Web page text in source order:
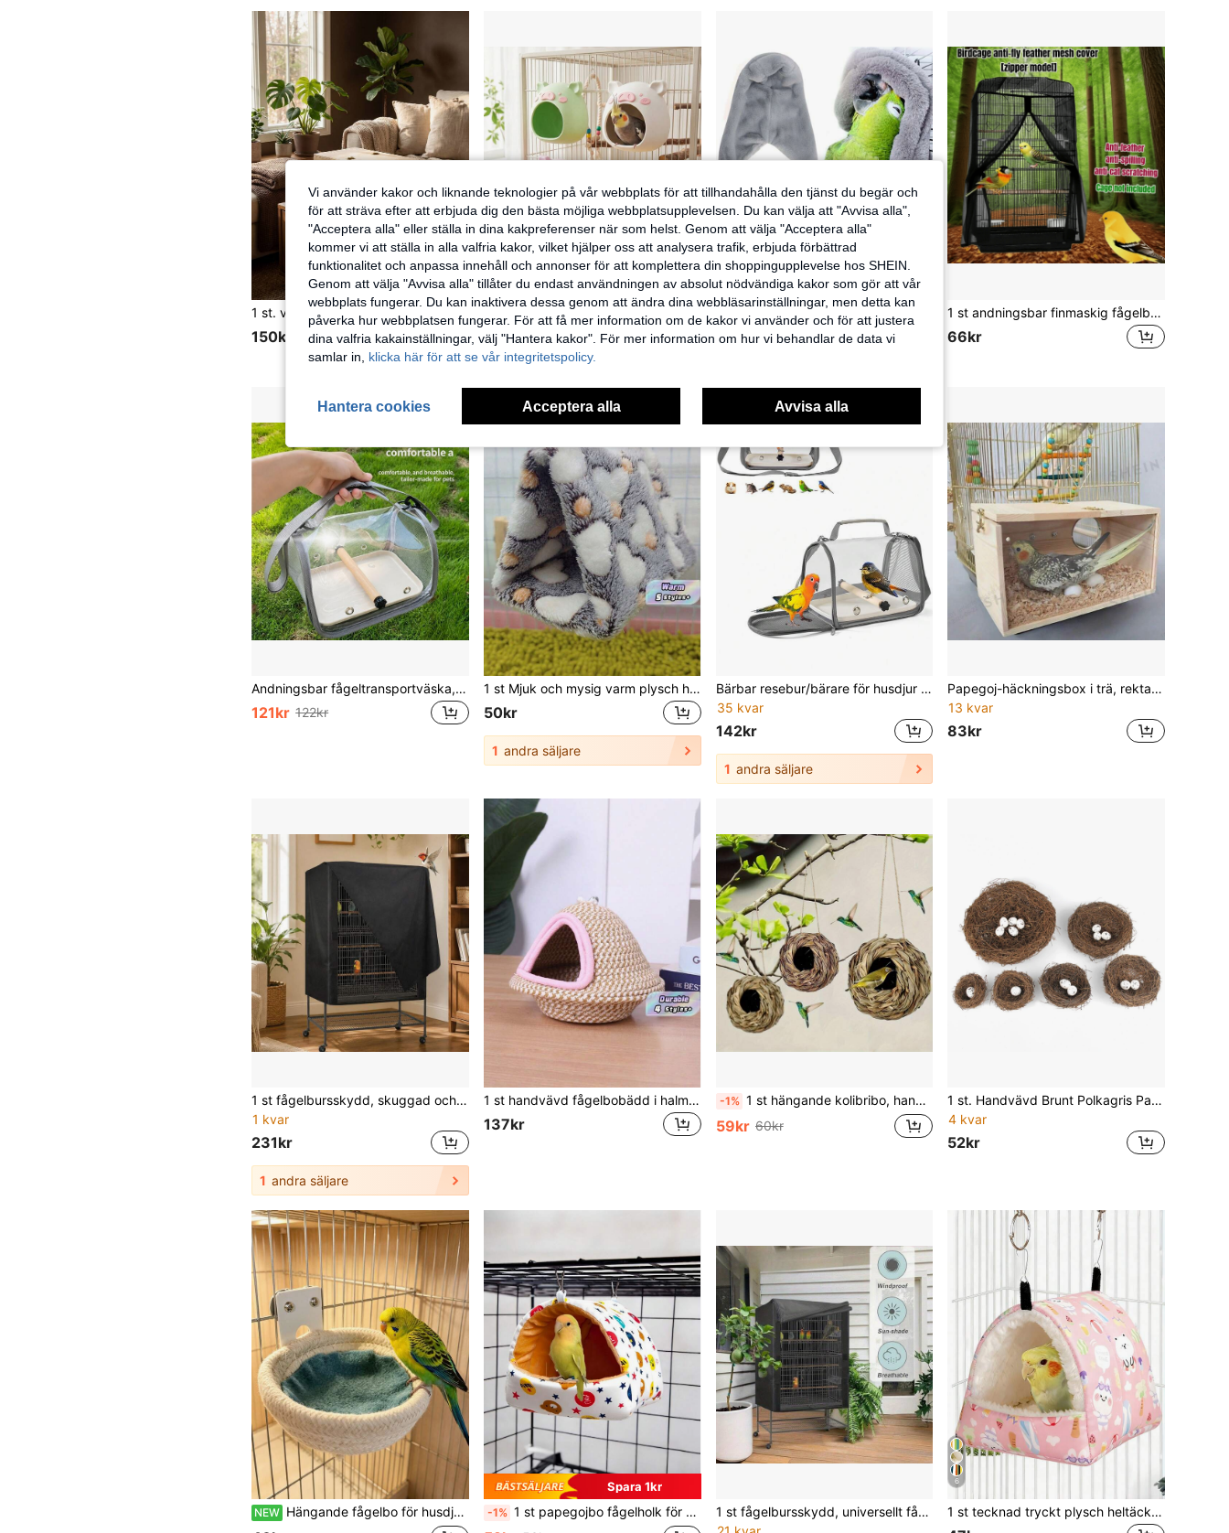
1 st. varm avelslåda för undulater, fågelholk i trä, tillbehör och tillbehör till fågelburar, hängande fågelbo, kläckningslåda
150kr
1 st hållbart grisformat papegojbo, lämpligt för turturduvor, kycklingar, papegojor och andra fåglar, hängande fågelholkdekorationstillbehör
40 kvar
126kr
1 kvar
1 st andningsbar finmaskig fågelbursskydd med dragkedjedesign, fröfångare, anti-flygfjädrar och anti-spill frö, justerbar burkjol, insekts- och dammskyddande burtillbehör för undulat, älskfågel, nymfparakit och hamsterbur, för alla säsonger
66kr
Andningsbar fågeltransportväska, transparent papegojväska, handhållen ryggsäck med stor kapacitet och bärbar fågelbur
121kr 122kr
1 st Mjuk och mysig varm plysch hjärtmönster Triangel Hängmatta fågelbo, lämplig för cockatiel, papegojor och andra små-medelstora papegojor att sova, vila, leka. Flera storlekar och färgalternativ, avtagbar metallkrok för rengöring, tillämplig för höst och vinter
50kr
1 andra säljare
Bärbar resebur/bärare för husdjur (med bricka), genomskinlig axelväska för fågelbur, andningsbar och bekväm, lämplig för fåglar, papegojor, kakaduor och små reptiler, med sittpinne och mjuk dyna
35 kvar
142kr
1 andra säljare
Papegoj-häckningsbox i trä, rektangulärt fågelhus, utomhus fågelbo i trä, sittpinne för husdjurspapegoja
13 kvar
83kr
1 st fågelbursskydd, skuggad och andningsbar burmyggnät, vattentät och dammtät för fågelbur på natten
1 kvar
231kr
1 andra säljare
1 st handvävd fågelbobädd i halm med UFO-formad kupoldesign, tillverkad av vassmaterial med bra värmeisoleringseffekt, sovsäck för papegojor lämplig för persikoansiktade turturduvor, undulater, kan användas både inomhus och utomhus
137kr
-1% 1 st hängande kolibribo, handvävd fågelholk, sfäriskt fågelskydd för utomhusbruk, lämplig för trädgård, uteplats, gräsmatta
59kr 60kr
1 st. Handvävd Brunt Polkagris Padda Krans Fågelhus Med Pärl Papegoja Nest För Föder upp & Dekorationer , Utomhus Balkong Sparv Nest , Fågelbur Tillgänglig I Olika storlekar
4 kvar
52kr
NEW Hängande fågelbo för husdjur i bomullsrep, handvävd repgrotta och häckningsbur, multifunktionellt bo för små till medelstora fåglar, perfekt för tamfåglar, enkel installation, lämplig för kakaduor, papegojor, älskungskarls, undulor m.m., fin present till fågelälskare, Halloween-present, lärardagspresent
Spara 1kr
-1% 1 st papegojbo fågelholk för fyra årstider hållbar mysig design högkvalitativa material rymlig interiör för papegojor heminredning husdjurstillbehör
1 st fågelbursskydd, universellt fågelbursskydd för husdjur, mörkläggningsbart andningsbart myggnät, vattentätt och dammtät, lämplig för fågelburar på natten, även lämplig för katter, illrar, kakaduor, papegojor och smådjur på natten.
6
1 st tecknad tryckt plysch heltäckande triangelhängmatta sovsäck för papegojor hamstrar små fåglar höst vinter
Vi använder kakor och liknande teknologier på vår webbplats för att tillhandahålla den tjänst du begär och
för att sträva efter att erbjuda dig den bästa möjliga webbplatsupplevelsen. Du kan välja att "Avvisa alla",
"Acceptera alla" eller ställa in dina kakpreferenser när som helst. Genom att välja "Acceptera alla"
kommer vi att ställa in alla valfria kakor, vilket hjälper oss att analysera trafik, erbjuda förbättrad
funktionalitet och anpassa innehåll och annonser för att komplettera din shoppingupplevelse hos SHEIN.
Genom att välja "Avvisa alla" tillåter du endast användningen av absolut nödvändiga kakor som gör att vår
webbplats fungerar. Du kan inaktivera dessa genom att ändra dina webbläsarinställningar, men detta kan
påverka hur webbplatsen fungerar. För att få mer information om de kakor vi använder och för att justera
dina valfria kakainställningar, välj "Hantera kakor". För mer information om hur vi behandlar de data vi
samlar in, klicka här för att se vår integritetspolicy.
Hantera cookies Acceptera alla Avvisa alla